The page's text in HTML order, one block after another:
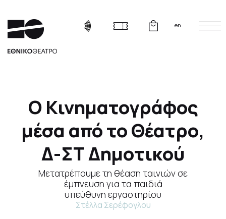
en
Ο Κινηματογράφος
μέσα από το Θέατρο,
Δ-ΣΤ Δημοτικού
Μετατρέπουμε τη θέαση ταινιών σε
έμπνευση για τα παιδιά
υπεύθυνη εργαστηρίου
Στέλλα Σερέφογλου